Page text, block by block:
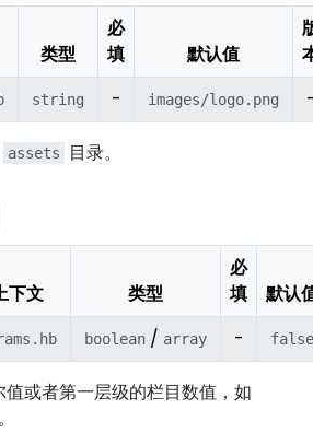
类型
必
填
默认值
string - images/logo.png
assets 目录。
下文 类型
必
填
默认
boolean / array - false
或者第一层级的栏目数值，如
。